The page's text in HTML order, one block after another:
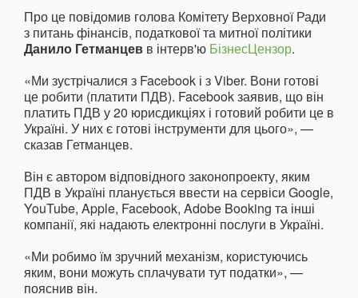
Про це повідомив голова Комітету Верховної Ради
з питань фінансів, податкової та митної політики
Данило Гетманцев в інтерв'ю БізнесЦензор.
«Ми зустрічалися з Facebook і з Viber. Вони готові
це робити (платити ПДВ). Facebook заявив, що він
платить ПДВ у 20 юрисдикціях і готовий робити це в
Україні. У них є готові інструменти для цього», —
сказав Гетманцев.
Він є автором відповідного законопроекту, яким
ПДВ в Україні планується ввести на сервіси Google,
YouTube, Apple, Facebook, Adobe Booking та інші
компанії, які надають електронні послуги в Україні.
«Ми робимо їм зручний механізм, користуючись
яким, вони можуть сплачувати тут податки», —
пояснив він.